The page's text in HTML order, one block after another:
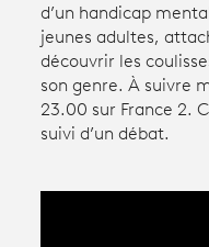
connexion
Avantages fidélité
d’un handicap
jeunes adultes,
découvrir les
son genre. À suivre
23.00 sur France 2.
suivi d’un débat.